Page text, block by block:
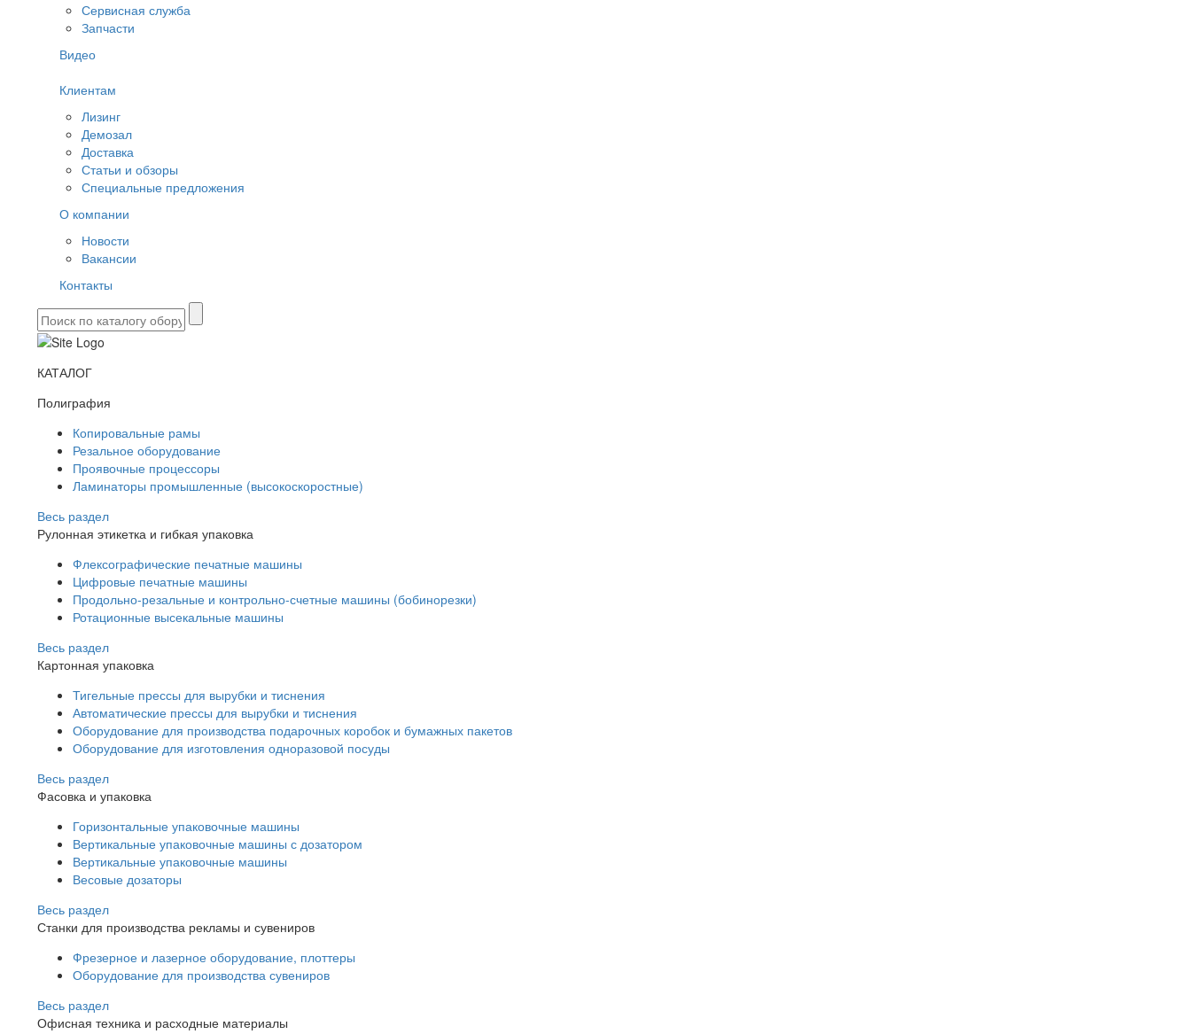
Сервисная служба
Запчасти
Видео
Клиентам
Лизинг
Демозал
Доставка
Статьи и обзоры
Специальные предложения
О компании
Новости
Вакансии
Контакты
КАТАЛОГ
Полиграфия
Копировальные рамы
Резальное оборудование
Проявочные процессоры
Ламинаторы промышленные (высокоскоростные)
Весь раздел
Рулонная этикетка и гибкая упаковка
Флексографические печатные машины
Цифровые печатные машины
Продольно-резальные и контрольно-счетные машины (бобинорезки)
Ротационные высекальные машины
Весь раздел
Картонная упаковка
Тигельные прессы для вырубки и тиснения
Автоматические прессы для вырубки и тиснения
Оборудование для производства подарочных коробок и бумажных пакетов
Оборудование для изготовления одноразовой посуды
Весь раздел
Фасовка и упаковка
Горизонтальные упаковочные машины
Вертикальные упаковочные машины с дозатором
Вертикальные упаковочные машины
Весовые дозаторы
Весь раздел
Станки для производства рекламы и сувениров
Фрезерное и лазерное оборудование, плоттеры
Оборудование для производства сувениров
Весь раздел
Офисная техника и расходные материалы